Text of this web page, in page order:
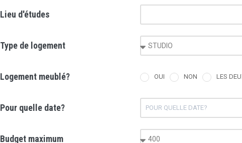
Lieu d'études
Type de logement
Logement meublé? OUI NON LES
Pour quelle date?
Budget maximum